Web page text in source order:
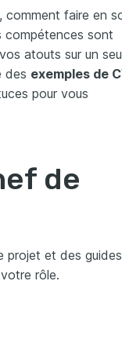
comment faire en
compétences sont
atouts sur un
des exemples de
pour vous
de
projet et des
rôle.